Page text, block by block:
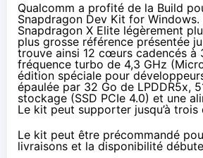
Qualcomm a profité de la Build
Snapdragon Dev Kit for
Snapdragon X Elite légèrement
plus grosse référence présentée
trouve ainsi 12 cœurs cadencés à
fréquence turbo de 4,3 GHz (
édition spéciale pour
épaulée par 32 Go de LPDDR5x,
stockage (SSD PCIe 4.0) et une
Le kit peut supporter jusqu’à trois
Le kit peut être précommandé
livraisons et la disponibilité